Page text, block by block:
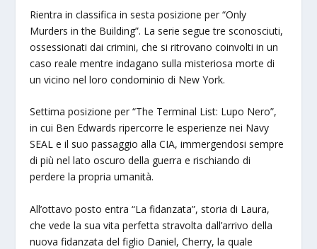
Rientra in classifica in sesta posizione per “Only
Murders in the Building”. La serie segue tre sconosciuti,
ossessionati dai crimini, che si ritrovano coinvolti in un
caso reale mentre indagano sulla misteriosa morte di
un vicino nel loro condominio di New York.
Settima posizione per “The Terminal List: Lupo Nero”,
in cui Ben Edwards ripercorre le esperienze nei Navy
SEAL e il suo passaggio alla CIA, immergendosi sempre
di più nel lato oscuro della guerra e rischiando di
perdere la propria umanità.
All’ottavo posto entra “La fidanzata”, storia di Laura,
che vede la sua vita perfetta stravolta dall’arrivo della
nuova fidanzata del figlio Daniel, Cherry, la quale